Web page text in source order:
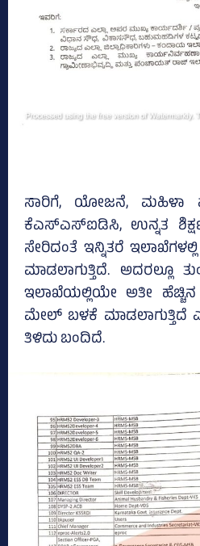
ಸಾರಿಗೆ, ಯೋಜನೆ, ಮಹಿಳಾ
ಕೆಎಸ್‌ಎಸ್‌ಐಡಿಸಿ, ಉನ್ನತ
ಸೇರಿದಂತೆ ಇನ್ನಿತರೆ
ಮಾಡಲಾಗುತ್ತಿದೆ. ಅದರಲ್ಲೂ
ಇಲಾಖೆಯಲ್ಲಿಯೇ ಅತೀ
ಮೇಲ್‌ ಬಳಕೆ ಮಾಡಲಾಗುತ್ತಿದೆ
ತಿಳಿದು ಬಂದಿದೆ.